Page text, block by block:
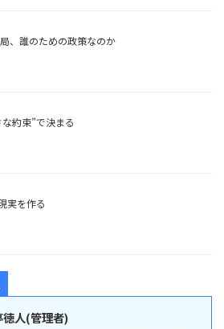
、誰のための政策なのか
約束”で決まる
実を作る
徳人(管理者)